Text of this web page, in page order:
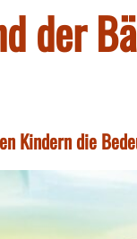
der
Kindern die